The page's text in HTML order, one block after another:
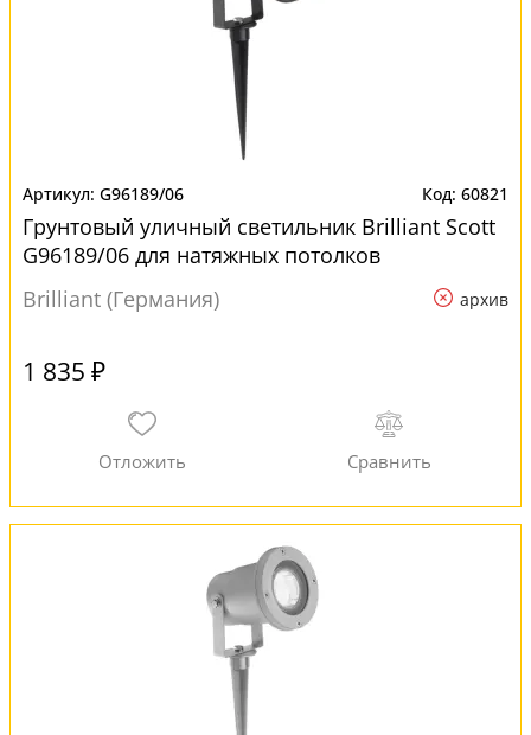
G96189/06 60821
Грунтовый уличный светильник Brilliant Scott
G96189/06 для натяжных потолков
Brilliant (Германия)
архив
1 835 ₽